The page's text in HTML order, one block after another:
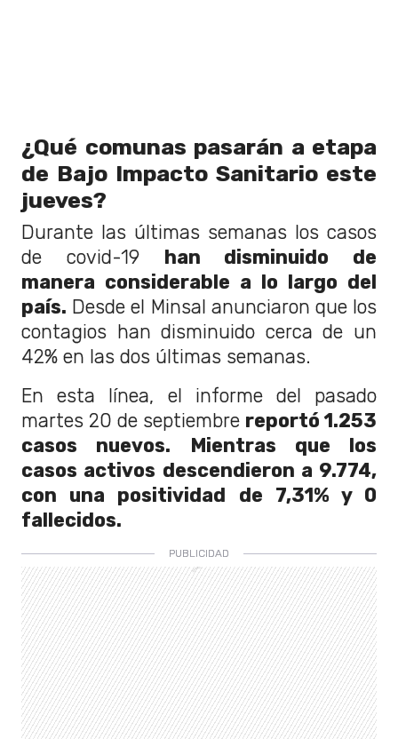
¿Qué comunas pasarán a etapa
de Bajo Impacto Sanitario este
jueves?
Durante las últimas semanas los casos
de covid-19 han disminuido de
manera considerable a lo largo del
país. Desde el Minsal anunciaron que los
contagios han disminuido cerca de un
42% en las dos últimas semanas.
En esta línea, el informe del pasado
martes 20 de septiembre reportó 1.253
casos nuevos. Mientras que los
casos activos descendieron a 9.774,
con una positividad de 7,31% y 0
fallecidos.